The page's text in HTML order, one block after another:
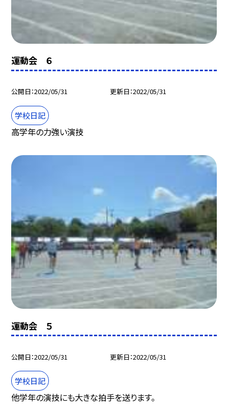
運動会 ６
公開日 2022/05/31 更新日 2022/05/31
学校日記
高学年の力強い演技
運動会 ５
公開日 2022/05/31 更新日 2022/05/31
学校日記
他学年の演技にも大きな拍手を送ります。